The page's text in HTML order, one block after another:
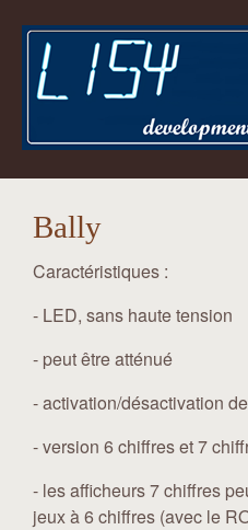
Bally
Caractéristiques :
- LED, sans haute tension
- peut être atténué
- activation/désactivation
- version 6 chiffres et 7
- les afficheurs 7 chiffres
jeux à 6 chiffres (avec le